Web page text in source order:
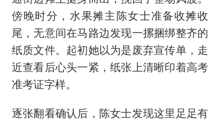
傍晚时分，水果摊主陈女士准备收摊收
尾，无意间在马路边发现一摞捆绑整齐的
纸质文件。起初她以为是废弃宣传单，走
近查看后心头一紧，纸张上清晰印着高考
准考证字样。
逐张翻看确认后，陈女士发现这里足足有